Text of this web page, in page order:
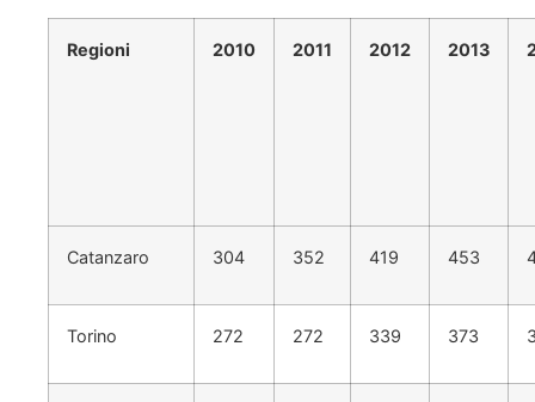
Regioni 2010 2011 2012 2013
Catanzaro 304 352 419 453
Torino 272 272 339 373